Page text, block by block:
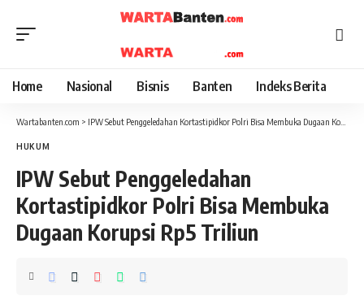
Home Nasional Bisnis Banten Indeks Berita
Wartabanten.com > IPW Sebut Penggeledahan Kortastipidkor Polri Bisa Membuka Dugaan Korupsi Rp5 Triliun
HUKUM
IPW Sebut Penggeledahan
Kortastipidkor Polri Bisa Membuka
Dugaan Korupsi Rp5 Triliun